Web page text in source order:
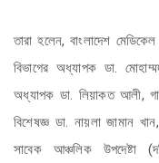
তারা হলেন, বাংলাদেশ
বিভাগের অধ্যাপক ডা.
অধ্যাপক ডা. লিয়াকত আলী,
বিশেষজ্ঞ ডা. নায়লা জামান
সাবেক আঞ্চলিক উপদেষ্টা